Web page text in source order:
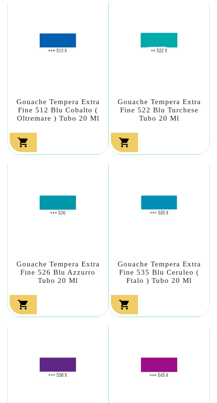
Gouache Tempera Extra
Fine 512 Blu Cobalto (
Oltremare ) Tubo 20 Ml

Gouache Tempera Extra
Fine 522 Blu Turchese
Tubo 20 Ml

Gouache Tempera Extra
Fine 526 Blu Azzurro
Tubo 20 Ml

Gouache Tempera Extra
Fine 535 Blu Ceruleo (
Ftalo ) Tubo 20 Ml
